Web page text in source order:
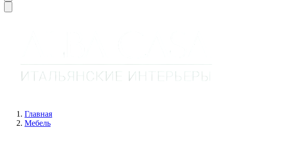
Главная
Мебель